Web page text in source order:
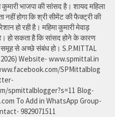
भाजपा की सांसद है। शायद महिला
नहीं होगा कि श्री सीमेंट की फैक्ट्री की
हो रही है। महिमा कुमारी मेवाड़
हो सकता है कि सांसद होने के कारण
समूह से अच्छे संबंध हो। S.P.MITTAL
2026) Website- www.spmittal.in
SPMittalblog
spmittalblogger?s=11 Blog-
To Add in WhatsApp Group-
9829071511